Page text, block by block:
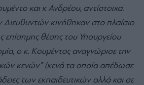
και κ Ανδρέου, αντίστοιχα.
Διευθυντών κινήθηκαν στο πλαίσιο
θέσης του Υπουργείου
ο κ. Κουμέντος αναγνώρισε την
κενών” (κενά τα οποία απέδωσε
των εκπαιδευτικών αλλά και σε